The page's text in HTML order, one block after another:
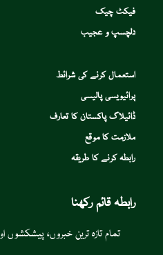
فیکٹ چیک
دلچسپ و عجیب
استعمال کرنے کی شرائط
پرائیویسی پالیسی
ڈائیلاگ پاکستان کا تعارف
ملازمت کا موقع
رابطہ کرنے کا طریقہ
رابطہ قائم رکھنا
تمام تازہ ترین خبروں،